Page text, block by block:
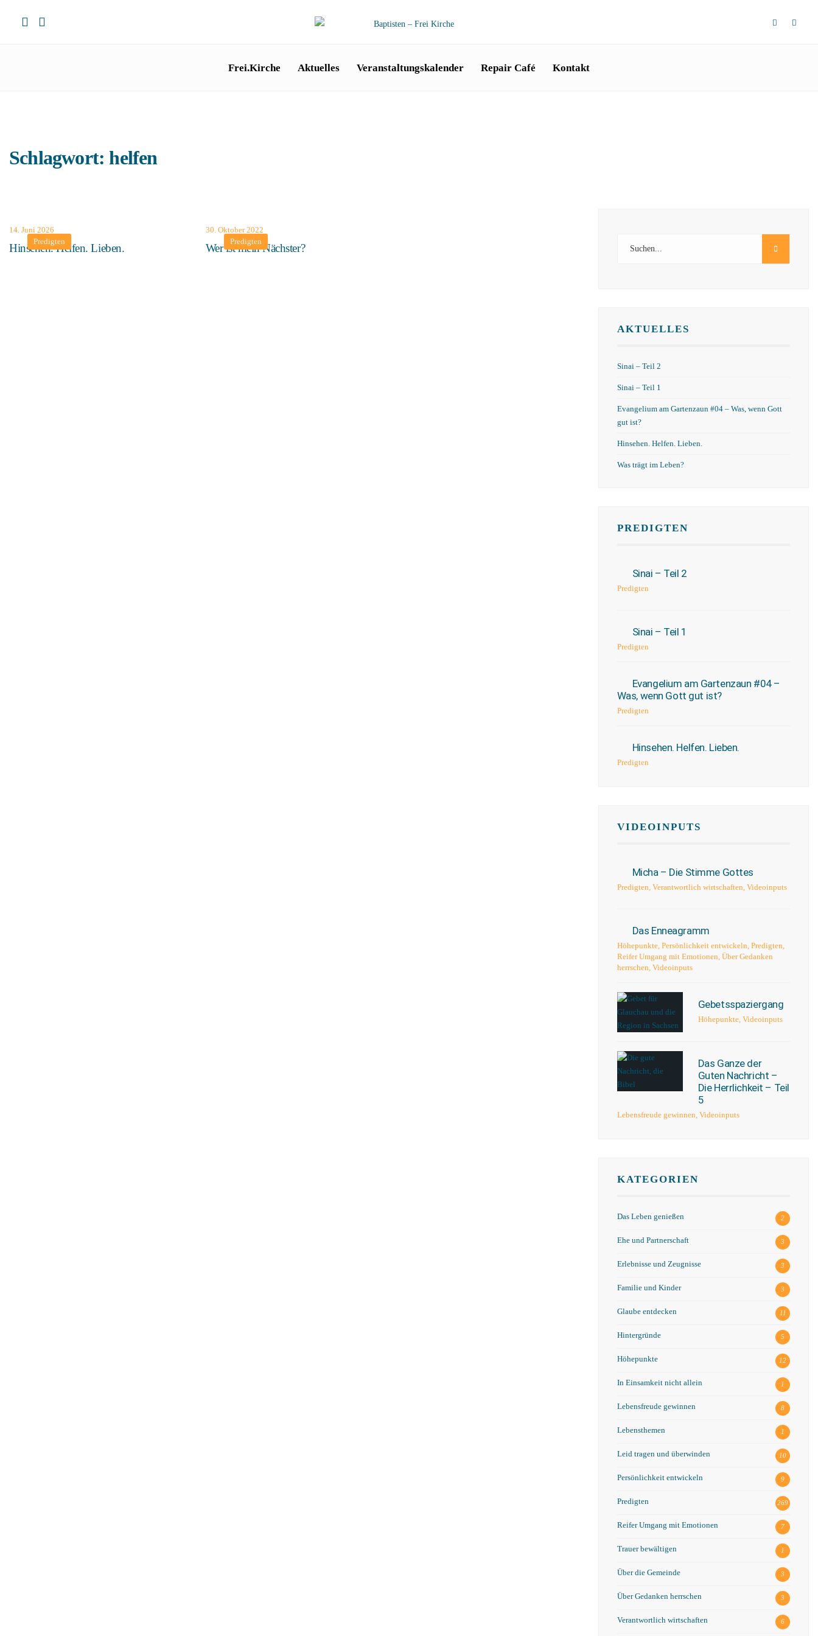
Frei.Kirche Aktuelles Veranstaltungskalender Repair Café Kontakt
Schlagwort:helfen
Predigten
14. Juni 2026
Hinsehen. Helfen. Lieben.
Predigten
30. Oktober 2022
Wer ist mein Nächster?
AKTUELLES
Sinai – Teil 2
Sinai – Teil 1
Evangelium am Gartenzaun #04 – Was, wenn Gott
gut ist?
Hinsehen. Helfen. Lieben.
Was trägt im Leben?
PREDIGTEN
Sinai – Teil 2
Predigten
Sinai – Teil 1
Predigten
Evangelium am Gartenzaun #04 –
Was, wenn Gott gut ist?
Predigten
Hinsehen. Helfen. Lieben.
Predigten
VIDEOINPUTS
Micha – Die Stimme Gottes
Predigten, Verantwortlich wirtschaften, Videoinputs
Das Enneagramm
Höhepunkte, Persönlichkeit entwickeln, Predigten,
Reifer Umgang mit Emotionen, Über Gedanken
herrschen, Videoinputs
Gebetsspaziergang
Höhepunkte, Videoinputs
Das Ganze der
Guten Nachricht –
Die Herrlichkeit – Teil
5
Lebensfreude gewinnen, Videoinputs
KATEGORIEN
Das Leben genießen 2
Ehe und Partnerschaft 3
Erlebnisse und Zeugnisse 3
Familie und Kinder 3
Glaube entdecken 11
Hintergründe 5
Höhepunkte 12
In Einsamkeit nicht allein 1
Lebensfreude gewinnen 8
Lebensthemen 1
Leid tragen und überwinden 10
Persönlichkeit entwickeln 9
Predigten 269
Reifer Umgang mit Emotionen 7
Trauer bewältigen 1
Über die Gemeinde 3
Über Gedanken herrschen 3
Verantwortlich wirtschaften 6